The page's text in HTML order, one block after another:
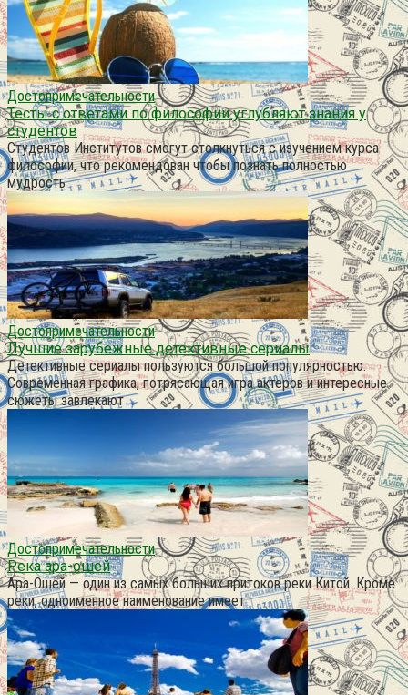
Достопримечательности
Тесты с ответами по философии углубляют знания у
студентов
Студентов Институтов смогут столкнуться с изучением курса
философии, что рекомендован чтобы познать полностью
мудрость
Достопримечательности
Лучшие зарубежные детективные сериалы
Детективные сериалы пользуются большой популярностью.
Современная графика, потрясающая игра актеров и интересные
сюжеты завлекают
Достопримечательности
Река ара-ошей
Ара-Ошей — один из самых больших притоков реки Китой. Кроме
реки, одноименное наименование имеет